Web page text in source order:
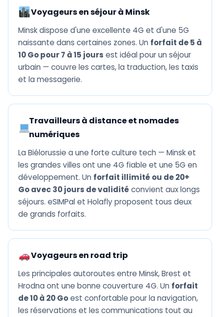
Voyageurs en séjour à Minsk
Minsk dispose d'une excellente 4G et d'une 5G
naissante dans certaines zones. Un forfait de 5 à
10 Go pour 7 à 15 jours est idéal pour un séjour
urbain — couvre les cartes, la traduction, les taxis
et la messagerie.
Travailleurs à distance et nomades
numériques
La Biélorussie a une forte culture tech — Minsk et
les grandes villes ont une 4G fiable et une 5G en
développement. Un forfait illimité ou de 20+
Go avec 30 jours de validité convient aux longs
séjours. eSIMPal et Holafly proposent tous deux
de grands forfaits.
Voyageurs en road trip
Les principales autoroutes entre Minsk, Brest et
Hrodna ont une bonne couverture 4G. Un forfait
de 10 à 20 Goest confortable pour la navigation,
les réservations et les communications tout au